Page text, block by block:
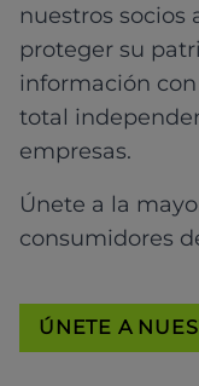
nuestros socios
proteger su
información
total
empresas.
Únete a la
consumidores
ÚNETE A